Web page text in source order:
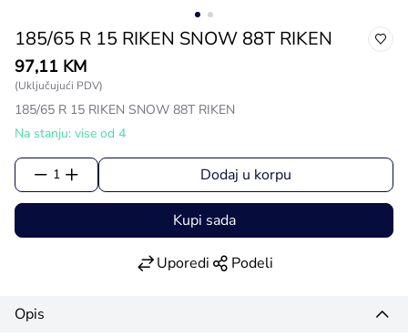
185/65 R 15 RIKEN SNOW 88T RIKEN
97,11 KM
(Uključujući PDV)
185/65 R 15 RIKEN SNOW 88T RIKEN
Na stanju: vise od 4
1 Dodaj u korpu
Kupi sada
Uporedi Podeli
Opis